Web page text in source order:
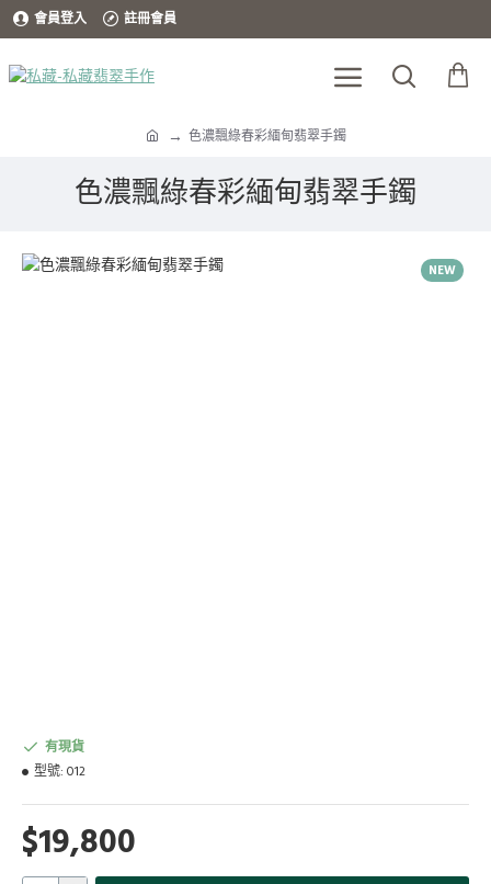
會員登入 註冊會員
色濃飄綠春彩緬甸翡翠手鐲
色濃飄綠春彩緬甸翡翠手鐲
NEW
$19,800
有現貨
型號: 012